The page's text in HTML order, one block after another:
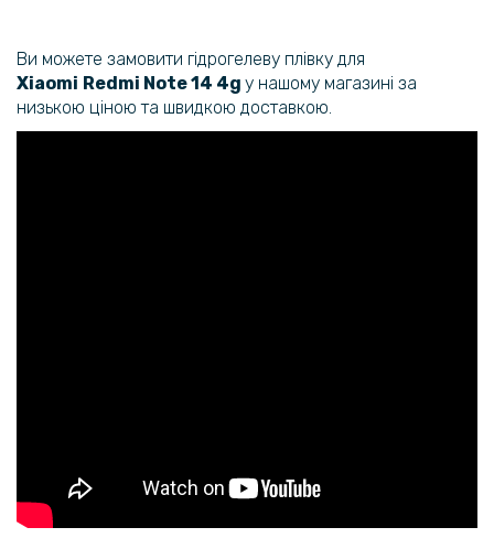
254 грн
299 грн
Захисне скло 3D Full Screen Tempered Glass для Motorola Moto G85
/ S50 Neo, Black
199 грн
Чохол накладка Silicone Adds 6D для Xiaomi 13T / 13T Pro / K60
Ви можете замовити гідрогелеву плівку для
Xiaomi Redmi Note 14 4g у нашому магазині за
низькою ціною та швидкою доставкою.